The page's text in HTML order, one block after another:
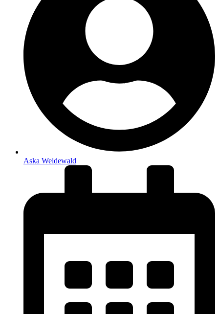
Aska Weidewald